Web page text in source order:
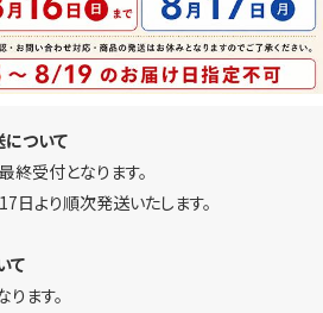
ついて
受付となります。
日より順次発送いたします。
て
ます。